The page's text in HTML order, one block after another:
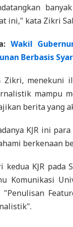
ini," kata Zikri
Wakil
Berbasis
Zikri, menekuni
mampu
berita yang
KJR ini
berkenaan
kedua KJR pada
Komunikasi
"Penulisan